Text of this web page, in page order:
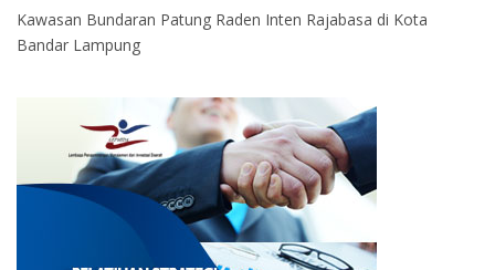
Kawasan Bundaran Patung Raden Inten Rajabasa di Kota
Bandar Lampung